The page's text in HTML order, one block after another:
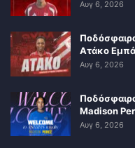
Αυγ 6, 2026
Ατάκο
Αυγ 6, 2026
Madison
Αυγ 6, 2026